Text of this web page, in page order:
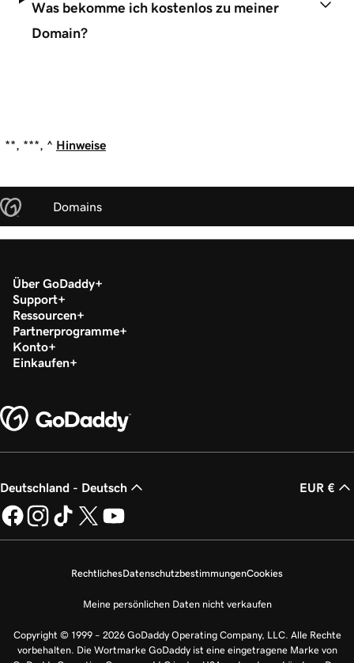
Was bekomme ich kostenlos zu meiner
Domain?
**, ***, ^ Hinweise
Domains
Über GoDaddy
Support
Ressourcen
Partnerprogramme
Konto
Einkaufen
Deutschland - Deutsch EUR €
RechtlichesDatenschutzbestimmungenCookies
Meine persönlichen Daten nicht verkaufen
Copyright © 1999 – 2026 GoDaddy Operating Company, LLC. Alle Rechte
vorbehalten. Die Wortmarke GoDaddy ist eine eingetragene Marke von